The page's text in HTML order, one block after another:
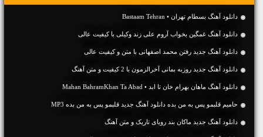
دانلود آهنگ بسطام تهران • Bastaam Tehran
دانلود آهنگ غمگین بخواب آروم علی زند وکیلی با کیفیت عالی
دانلود آهنگ جديد رفتن محمد اصفهانی با متن و کیفیت عالی
دانلود آهنگ جديد روزبه بمانی آخرالزمون با 2 کیفیت و متن آهنگ
دانلود آهنگ ماهان بهرام خان تا ابد • Mahan BahramKhan Ta Abad
حامیم قلبمو پس به من بده دانلود آهنگ جدید قلبمو پس به من بده MP3
دانلود آهنگ جديد ماکان بند رویای تاریک و متن آهنگ